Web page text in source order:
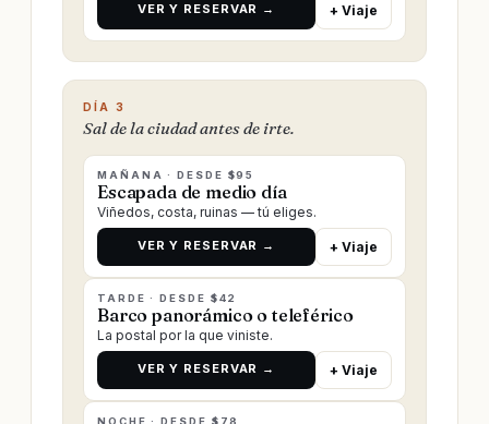
VER Y RESERVAR → + Viaje
DÍA 3
Sal de la ciudad antes de irte.
MAÑANA · DESDE $95
Escapada de medio día
Viñedos, costa, ruinas — tú eliges.
VER Y RESERVAR → + Viaje
TARDE · DESDE $42
Barco panorámico o teleférico
La postal por la que viniste.
VER Y RESERVAR → + Viaje
NOCHE · DESDE $78